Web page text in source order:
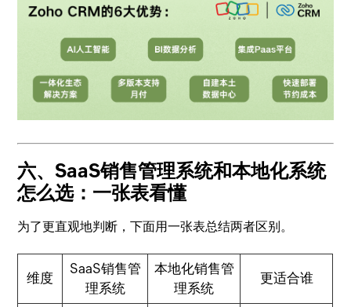
六、SaaS销售管理系统和本地化系统
怎么选：一张表看懂
为了更直观地判断，下面用一张表总结两者区别。
维度
SaaS销售管
理系统
本地化销售管
理系统
更适合谁